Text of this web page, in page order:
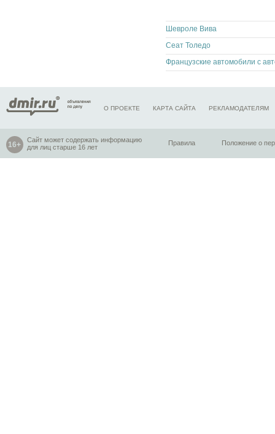
Шевроле Вива
Сеат Толедо
О ПРОЕКТЕ КАРТА САЙТА РЕКЛАМОДАТЕЛЯМ
Сайт может содержать информацию
для лиц старше 16 лет
Правила Положение о